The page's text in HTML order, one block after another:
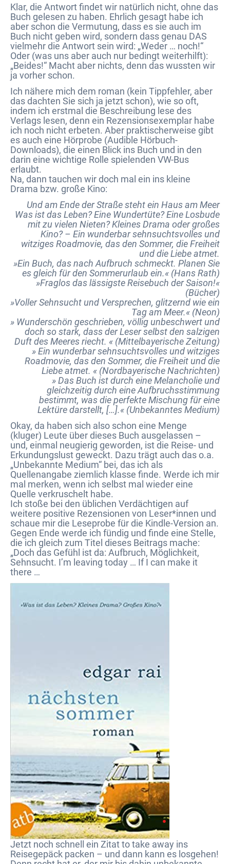
Klar, die Antwort findet wir natürlich nicht, ohne das
Buch gelesen zu haben. Ehrlich gesagt habe ich
aber schon die Vermutung, dass es sie auch im
Buch nicht geben wird, sondern dass genau DAS
vielmehr die Antwort sein wird: „Weder … noch!“
Oder (was uns aber auch nur bedingt weiterhilft):
„Beides!“ Macht aber nichts, denn das wussten wir
ja vorher schon.
Ich nähere mich dem roman (kein Tippfehler, aber
das dachten Sie sich ja jetzt schon), wie so oft,
indem ich erstmal die Beschreibung lese des
Verlags lesen, denn ein Rezensionsexemplar habe
ich noch nicht erbeten. Aber praktischerweise gibt
es auch eine Hörprobe (Audible Hörbuch-
Downloads), die einen Blick ins Buch und in den
darin eine wichtige Rolle spielenden VW-Bus
erlaubt.
Na, dann tauchen wir doch mal ein ins kleine
Drama bzw. große Kino:
Und am Ende der Straße steht ein Haus am Meer
Was ist das Leben? Eine Wundertüte? Eine Losbude
mit zu vielen Nieten? Kleines Drama oder großes
Kino? – Ein wunderbar sehnsuchtsvolles und
witziges Roadmovie, das den Sommer, die Freiheit
und die Liebe atmet.
»Ein Buch, das nach Aufbruch schmeckt. Planen Sie
es gleich für den Sommerurlaub ein.« (Hans Rath)
»Fraglos das lässigste Reisebuch der Saison!«
(Bücher)
»Voller Sehnsucht und Versprechen, glitzernd wie ein
Tag am Meer.« (Neon)
» Wunderschön geschrieben, völlig unbeschwert und
doch so stark, dass der Leser selbst den salzigen
Duft des Meeres riecht. « (Mittelbayerische Zeitung)
» Ein wunderbar sehnsuchtsvolles und witziges
Roadmovie, das den Sommer, die Freiheit und die
Liebe atmet. « (Nordbayerische Nachrichten)
» Das Buch ist durch eine Melancholie und
gleichzeitig durch eine Aufbruchsstimmung
bestimmt, was die perfekte Mischung für eine
Lektüre darstellt, […].« (Unbekanntes Medium)
Okay, da haben sich also schon eine Menge
(kluger) Leute über dieses Buch ausgelassen –
und, einmal neugierig geworden, ist die Reise- und
Erkundungslust geweckt. Dazu trägt auch das o.a.
„Unbekannte Medium“ bei, das ich als
Quellenangabe ziemlich klasse finde. Werde ich mir
mal merken, wenn ich selbst mal wieder eine
Quelle verkruschelt habe.
Ich stoße bei den üblichen Verdächtigen auf
weitere positive Rezensionen von Leser*innen und
schaue mir die Leseprobe für die Kindle-Version an.
Gegen Ende werde ich fündig und finde eine Stelle,
die ich gleich zum Titel dieses Beitrags mache:
„Doch das Gefühl ist da: Aufbruch, Möglichkeit,
Sehnsucht. I’m leaving today … If I can make it
there …
Jetzt noch schnell ein Zitat to take away ins
Reisegepäck packen – und dann kann es losgehen!